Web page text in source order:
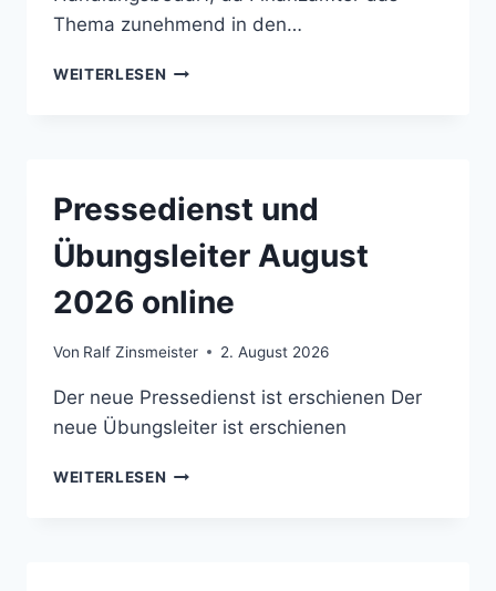
Thema zunehmend in den…
WEITERLESEN UMSATZSTEUER
Pressedienst und
Übungsleiter August
2026 online
Von Ralf Zinsmeister 2. August 2026
Der neue Pressedienst ist erschienen Der
neue Übungsleiter ist erschienen
WEITERLESEN PRESSEDIENST